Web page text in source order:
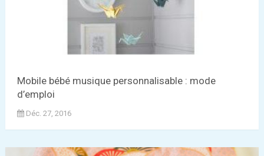
Mobile bébé musique personnalisable : mode
d’emploi
Déc. 27, 2016